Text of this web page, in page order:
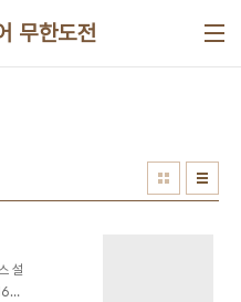
무한도전
설